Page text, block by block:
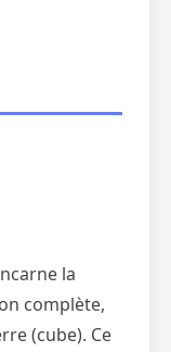
la
complète,
(cube). Ce